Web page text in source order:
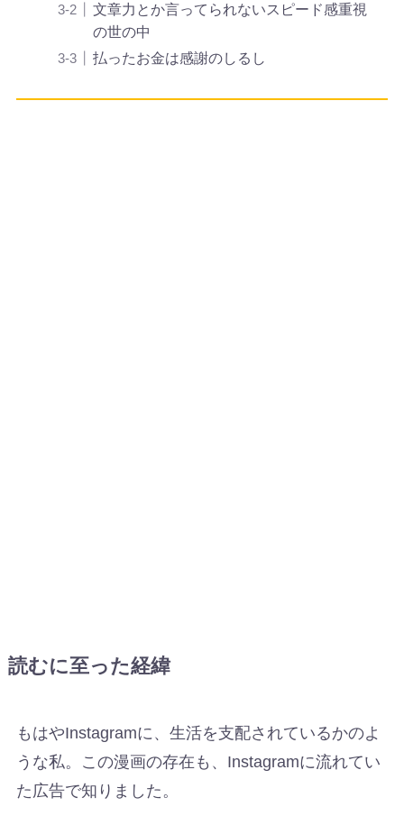
文章力とか言ってられないスピード感重視
の世の中
払ったお金は感謝のしるし
読むに至った経緯
もはやInstagramに、生活を支配されているかのよ
うな私。この漫画の存在も、Instagramに流れてい
た広告で知りました。